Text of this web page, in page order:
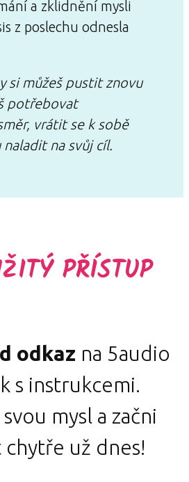
a zklidnění mysli
z poslechu odnesla
si můžeš pustit znovu
potřebovat
vrátit se k sobě
na svůj cíl.
PŘÍSTUP
odkaz na 5audio
s instrukcemi.
mysl a začni
už dnes!